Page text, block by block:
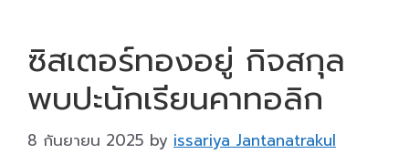
ซิสเตอร์ทองอยู่ กิจสกุล
พบปะนักเรียนคาทอลิก
8 กันยายน 2025 by issariya Jantanatrakul